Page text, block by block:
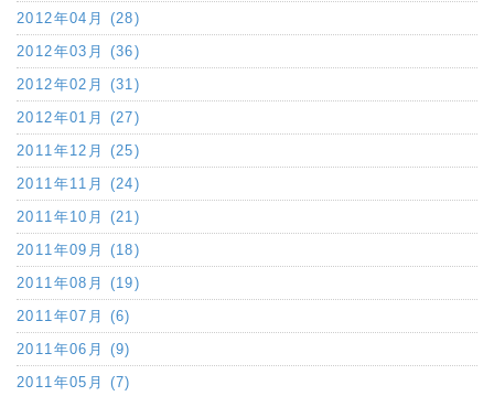
2012年04月 (28)
2012年03月 (36)
2012年02月 (31)
2012年01月 (27)
2011年12月 (25)
2011年11月 (24)
2011年10月 (21)
2011年09月 (18)
2011年08月 (19)
2011年07月 (6)
2011年06月 (9)
2011年05月 (7)